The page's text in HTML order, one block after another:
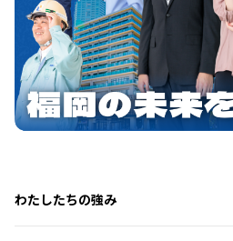
わたしたちの強み